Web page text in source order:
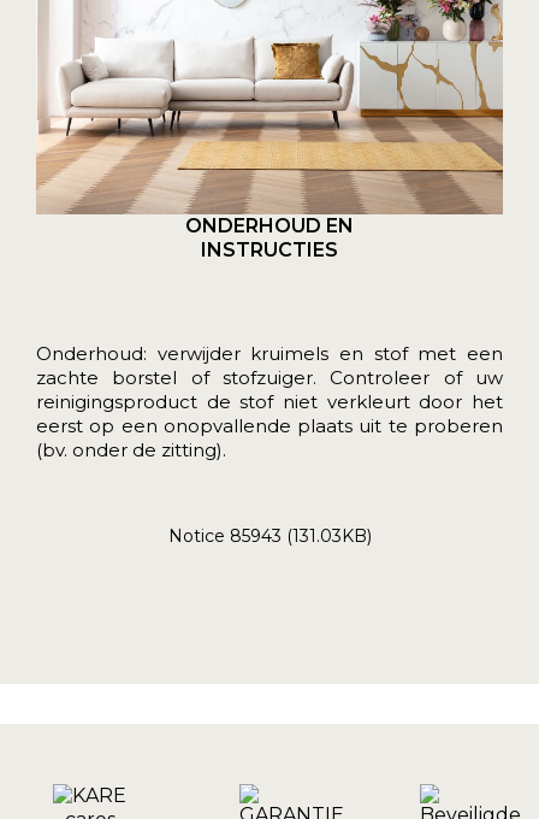
ONDERHOUD EN
INSTRUCTIES
Onderhoud: verwijder kruimels en stof met een
zachte borstel of stofzuiger. Controleer of uw
reinigingsproduct de stof niet verkleurt door het
eerst op een onopvallende plaats uit te proberen
(bv. onder de zitting).
Notice 85943 (131.03KB)